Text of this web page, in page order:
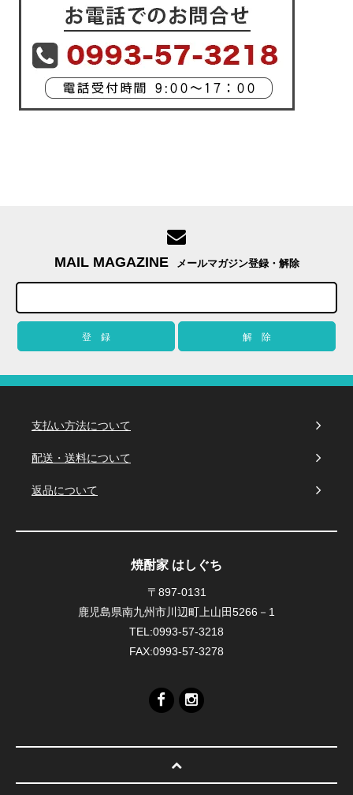
MAIL MAGAZINE メールマガジン登録・解除
支払い方法について
配送・送料について
返品について
焼酎家 はしぐち
〒897-0131
鹿児島県南九州市川辺町上山田5266－1
TEL:0993-57-3218
FAX:0993-57-3278